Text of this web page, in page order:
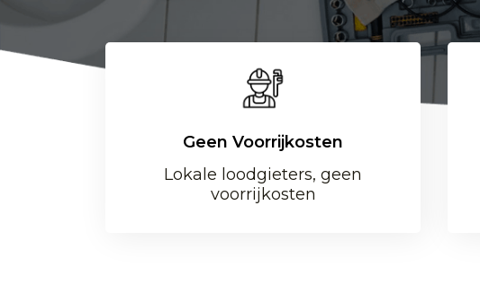
Geen Voorrijkosten
Lokale loodgieters, geen
voorrijkosten